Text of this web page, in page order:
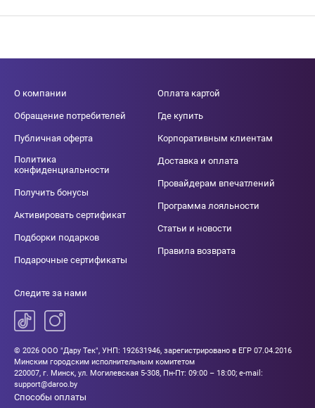
О компании
Обращение потребителей
Публичная оферта
Политика
конфиденциальности
Получить бонусы
Активировать сертификат
Подборки подарков
Подарочные сертификаты
Оплата картой
Где купить
Корпоративным клиентам
Доставка и оплата
Провайдерам впечатлений
Программа лояльности
Статьи и новости
Правила возврата
Следите за нами
© 2026 ООО "Дару Тек", УНП: 192631946, зарегистрировано в ЕГР 07.04.2016
Минским городским исполнительным комитетом
220007, г. Минск, ул. Могилевская 5-308, Пн-Пт: 09:00 – 18:00; e-mail:
support@daroo.by
Способы оплаты